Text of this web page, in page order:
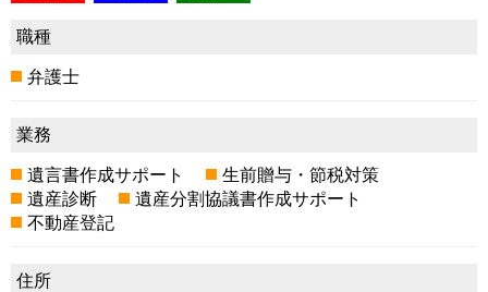
職種
弁護士
業務
遺言書作成サポート
生前贈与・節税対策
遺産診断
遺産分割協議書作成サポート
不動産登記
住所